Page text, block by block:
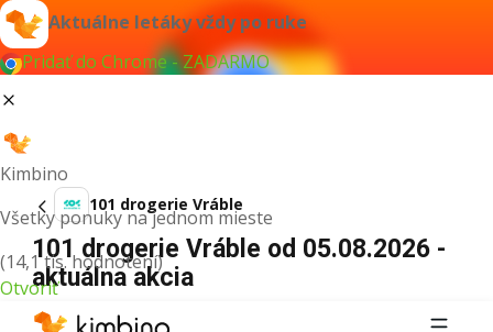
Aktuálne letáky vždy po ruke
Pridať do Chrome - ZADARMO
Kimbino
Všetky ponuky na jednom mieste
(14,1 tis. hodnotení)
Otvoriť
101 drogerie Vráble
101 drogerie Vráble od 05.08.2026 -
aktuálna akcia